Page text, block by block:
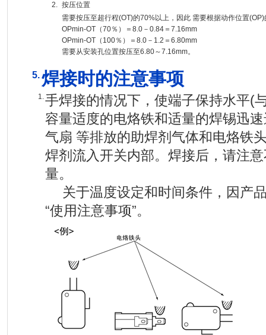
2. 按压位置
需要按压至超行程(OT)的70%以上，因此 需要根据动作位置
OPmin-OT（70％）＝8.0－0.84＝7.16mm
OPmin-OT（100％）＝8.0－1.2＝6.80mm
需要从安装孔位置按压至6.80～7.16mm。
5.焊接时的注意事项
1.手焊接的情况下，使端子保持水平(
容量适度的电烙铁和适量的焊锡迅
气扇 等排放的助焊剂气体和电烙铁
焊剂流入开关内部。焊接后，请注
量。
关于温度设定和时间条件，因产
“使用注意事项”。